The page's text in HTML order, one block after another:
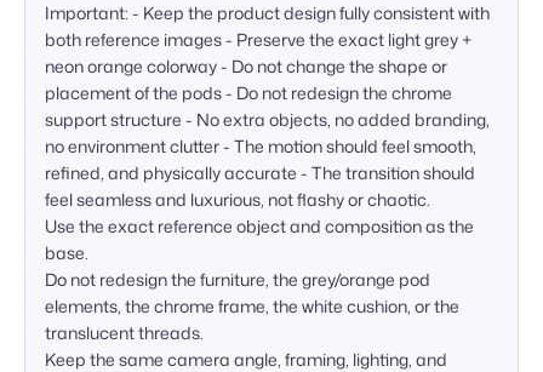
Important: - Keep the product design fully consistent with
both reference images - Preserve the exact light grey +
neon orange colorway - Do not change the shape or
placement of the pods - Do not redesign the chrome
support structure - No extra objects, no added branding,
no environment clutter - The motion should feel smooth,
refined, and physically accurate - The transition should
feel seamless and luxurious, not flashy or chaotic.
Use the exact reference object and composition as the
base.
Do not redesign the furniture, the grey/orange pod
elements, the chrome frame, the white cushion, or the
translucent threads.
Keep the same camera angle, framing, lighting, and